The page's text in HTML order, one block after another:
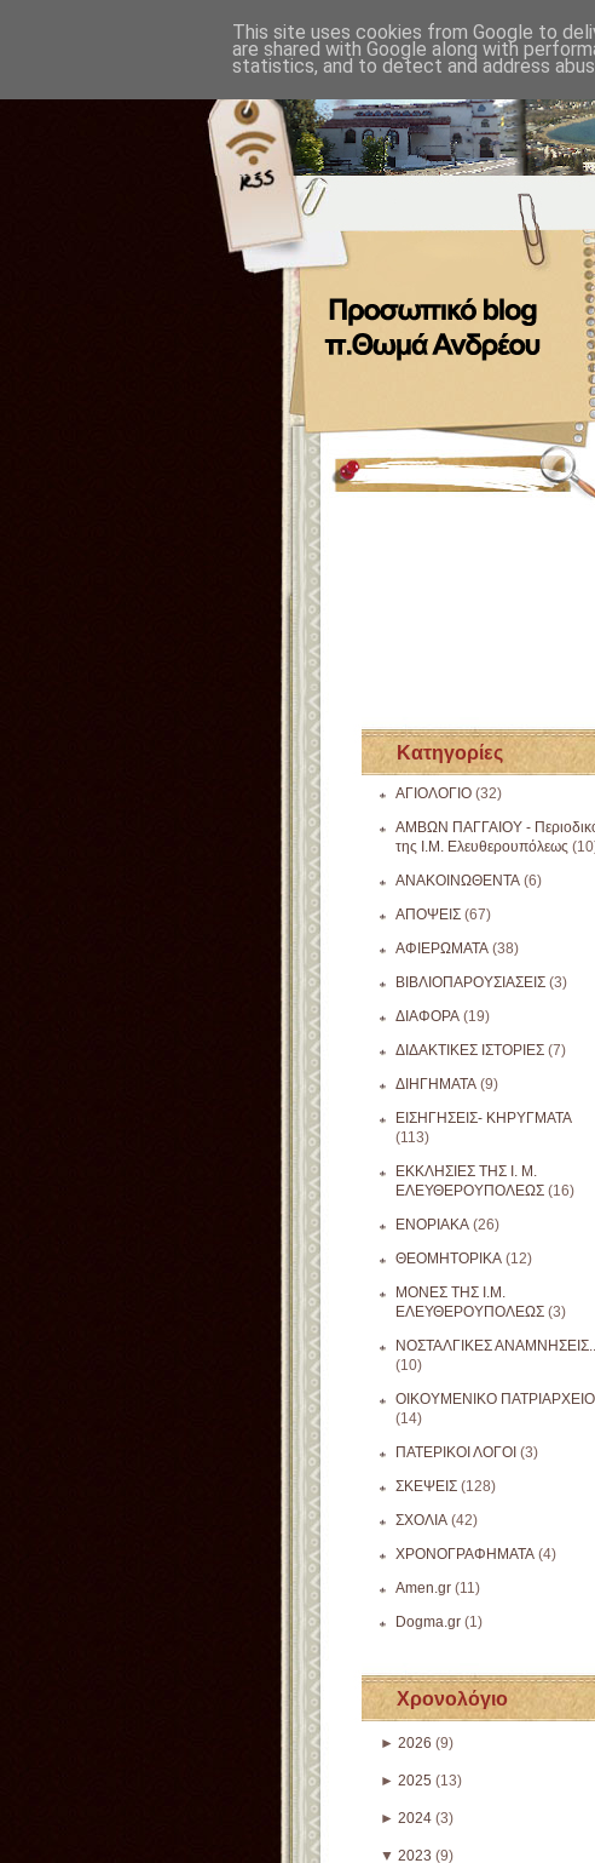
Κατηγορίες
ΑΓΙΟΛΟΓΙΟ (32)
ΑΜΒΩΝ ΠΑΓΓΑΙΟΥ -
της Ι.Μ. Ελευθερουπόλεως
ΑΝΑΚΟΙΝΩΘΕΝΤΑ (6)
ΑΠΟΨΕΙΣ (67)
ΑΦΙΕΡΩΜΑΤΑ (38)
ΒΙΒΛΙΟΠΑΡΟΥΣΙΑΣΕΙΣ (3)
ΔΙΑΦΟΡΑ (19)
ΔΙΔΑΚΤΙΚΕΣ ΙΣΤΟΡΙΕΣ (7)
ΔΙΗΓΗΜΑΤΑ (9)
ΕΙΣΗΓΗΣΕΙΣ- ΚΗΡΥΓΜΑΤΑ
(113)
ΕΚΚΛΗΣΙΕΣ ΤΗΣ Ι. Μ.
ΕΛΕΥΘΕΡΟΥΠΟΛΕΩΣ (16)
ΕΝΟΡΙΑΚΑ (26)
ΘΕΟΜΗΤΟΡΙΚΑ (12)
ΜΟΝΕΣ ΤΗΣ Ι.Μ.
ΕΛΕΥΘΕΡΟΥΠΟΛΕΩΣ (3)
ΝΟΣΤΑΛΓΙΚΕΣ
(10)
ΟΙΚΟΥΜΕΝΙΚΟ ΠΑΤΡΙΑΡΧΕΙΟ
(14)
ΠΑΤΕΡΙΚΟΙ ΛΟΓΟΙ (3)
ΣΚΕΨΕΙΣ (128)
ΣΧΟΛΙΑ (42)
ΧΡΟΝΟΓΡΑΦΗΜΑΤΑ (4)
Amen.gr (11)
Dogma.gr (1)
Χρονολόγιο
► 2026 (9)
► 2025 (13)
► 2024 (3)
▼ 2023 (9)
This site uses cookies from Google to
are shared with Google along with
statistics, and to detect and address